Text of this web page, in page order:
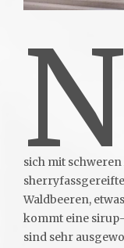
N
sich mit
Waldbeeren,
kommt eine
sind sehr